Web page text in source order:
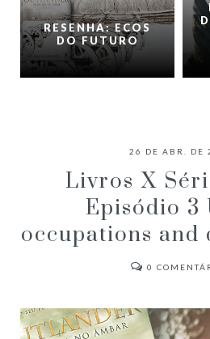
RESENHA: ECOS
DO FUTURO
26 DE ABR. DE
Livros X
Episódio 3
occupations and
0